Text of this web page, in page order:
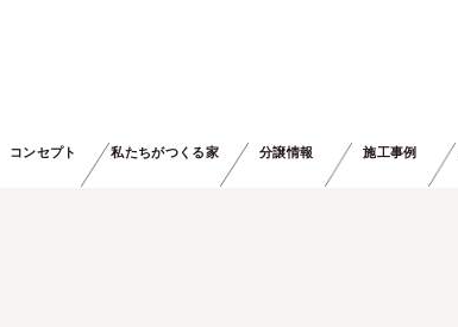
コンセプト 私たちがつくる家 分譲情報 施工事例